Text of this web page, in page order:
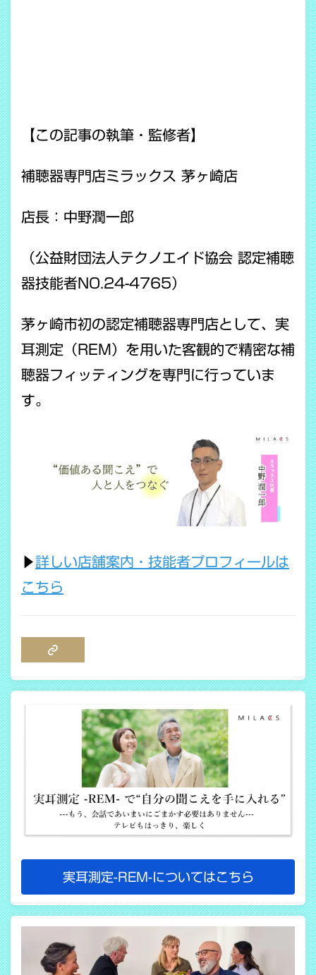
【この記事の執筆・監修者】
補聴器専門店ミラックス 茅ヶ崎店
店長：中野潤一郎
（公益財団法人テクノエイド協会 認定補聴
器技能者NO.24-4765）
茅ヶ崎市初の認定補聴器専門店として、実
耳測定（REM）を用いた客観的で精密な補
聴器フィッティングを専門に行っていま
す。
▶詳しい店舗案内・技能者プロフィールは
こちら
実耳測定-REM-についてはこちら